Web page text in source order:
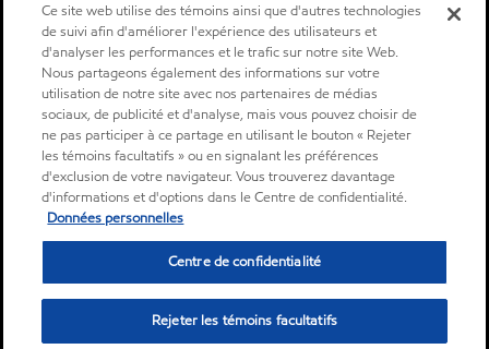
Ce site web utilise des témoins ainsi que d'autres technologies
de suivi afin d'améliorer l'expérience des utilisateurs et
d'analyser les performances et le trafic sur notre site Web.
Nous partageons également des informations sur votre
utilisation de notre site avec nos partenaires de médias
sociaux, de publicité et d'analyse, mais vous pouvez choisir de
ne pas participer à ce partage en utilisant le bouton « Rejeter
les témoins facultatifs » ou en signalant les préférences
d'exclusion de votre navigateur. Vous trouverez davantage
d'informations et d'options dans le Centre de confidentialité.
Données personnelles
Centre de confidentialité
Rejeter les témoins facultatifs